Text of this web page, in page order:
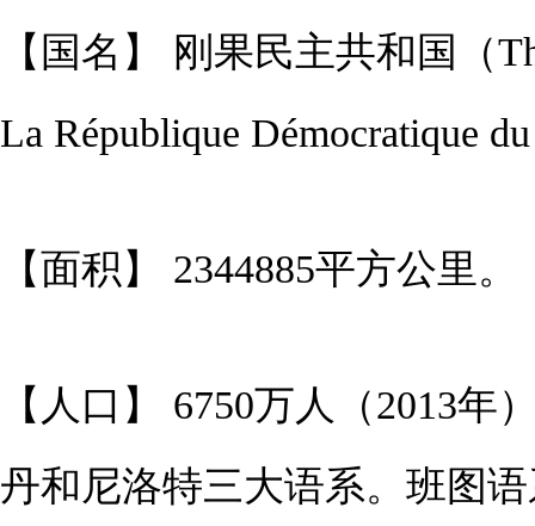
【国名】 刚果民主共和国（
La République Démocratique
【面积】 2344885平方公里。
【人口】 6750万人（2013
丹和尼洛特三大语系。班图